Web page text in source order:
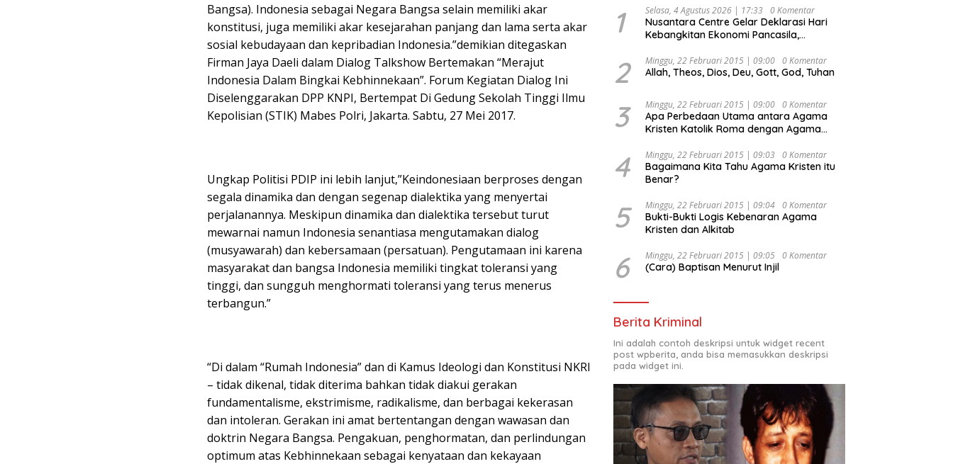
Bangsa). Indonesia sebagai Negara Bangsa selain memiliki akar
konstitusi, juga memiliki akar kesejarahan panjang dan lama serta akar
sosial kebudayaan dan kepribadian Indonesia.”demikian ditegaskan
Firman Jaya Daeli dalam Dialog Talkshow Bertemakan “Merajut
Indonesia Dalam Bingkai Kebhinnekaan”. Forum Kegiatan Dialog Ini
Diselenggarakan DPP KNPI, Bertempat Di Gedung Sekolah Tinggi Ilmu
Kepolisian (STIK) Mabes Polri, Jakarta. Sabtu, 27 Mei 2017.
Ungkap Politisi PDIP ini lebih lanjut,”Keindonesiaan berproses dengan
segala dinamika dan dengan segenap dialektika yang menyertai
perjalanannya. Meskipun dinamika dan dialektika tersebut turut
mewarnai namun Indonesia senantiasa mengutamakan dialog
(musyawarah) dan kebersamaan (persatuan). Pengutamaan ini karena
masyarakat dan bangsa Indonesia memiliki tingkat toleransi yang
tinggi, dan sungguh menghormati toleransi yang terus menerus
terbangun.”
“Di dalam “Rumah Indonesia” dan di Kamus Ideologi dan Konstitusi NKRI
– tidak dikenal, tidak diterima bahkan tidak diakui gerakan
fundamentalisme, ekstrimisme, radikalisme, dan berbagai kekerasan
dan intoleran. Gerakan ini amat bertentangan dengan wawasan dan
doktrin Negara Bangsa. Pengakuan, penghormatan, dan perlindungan
optimum atas Kebhinnekaan sebagai kenyataan dan kekayaan
1 Selasa, 4 Agustus 2026 | 17:33 0 Komentar
Nusantara Centre Gelar Deklarasi Hari
Kebangkitan Ekonomi Pancasila,
Djojohadikusumo Anti Penjajahan
(Pergolakan Ekonomi Politik Indonesia) &
Undang Perekonomian Nasional dan
Kesejahteraan Sosial dalam Menata
Bangsa Menuju Indonesia Emas 2045”,
2 Minggu, 22 Februari 2015 | 09:00 0 Komentar
Allah, Theos, Dios, Deu, Gott, God, Tuhan
3 Minggu, 22 Februari 2015 | 09:00 0 Komentar
Apa Perbedaan Utama antara Agama
Kristen Katolik Roma dengan Agama
4 Minggu, 22 Februari 2015 | 09:03 0 Komentar
Bagaimana Kita Tahu Agama Kristen itu
Benar?
5 Minggu, 22 Februari 2015 | 09:04 0 Komentar
Bukti-Bukti Logis Kebenaran Agama
Kristen dan Alkitab
6 Minggu, 22 Februari 2015 | 09:05 0 Komentar
(Cara) Baptisan Menurut Injil
Berita Kriminal
Ini adalah contoh deskripsi untuk widget recent
post wpberita, anda bisa memasukkan deskripsi
pada widget ini.